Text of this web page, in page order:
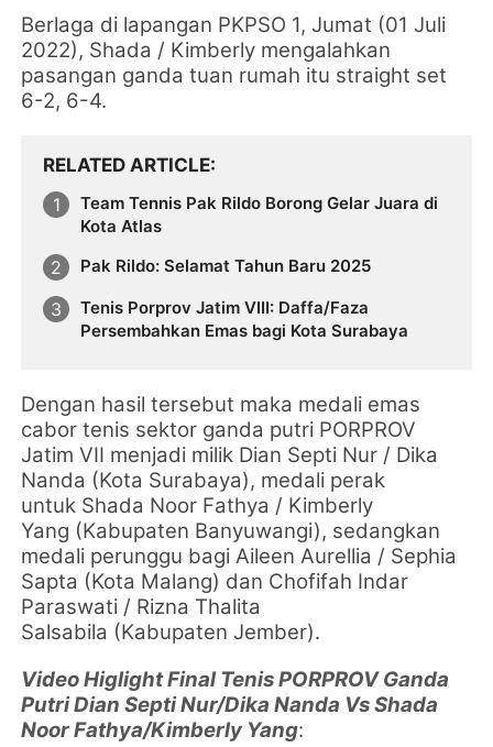
Berlaga di lapangan PKPSO 1, Jumat (01 Juli
2022), Shada / Kimberly mengalahkan
pasangan ganda tuan rumah itu straight set
6-2, 6-4.
RELATED ARTICLE
Team Tennis Pak Rildo Borong Gelar Juara di
Kota Atlas
Pak Rildo: Selamat Tahun Baru 2025
Tenis Porprov Jatim VIII: Daffa/Faza
Persembahkan Emas bagi Kota Surabaya
Dengan hasil tersebut maka medali emas
cabor tenis sektor ganda putri PORPROV
Jatim VII menjadi milik Dian Septi Nur / Dika
Nanda (Kota Surabaya), medali perak
untuk Shada Noor Fathya / Kimberly
Yang (Kabupaten Banyuwangi), sedangkan
medali perunggu bagiAileen Aurellia / Sephia
Sapta (Kota Malang) dan Chofifah Indar
Paraswati / Rizna Thalita
Salsabila (Kabupaten Jember).
Video Higlight Final Tenis PORPROV Ganda
Putri Dian Septi Nur/Dika Nanda Vs Shada
Noor Fathya/Kimberly Yang: